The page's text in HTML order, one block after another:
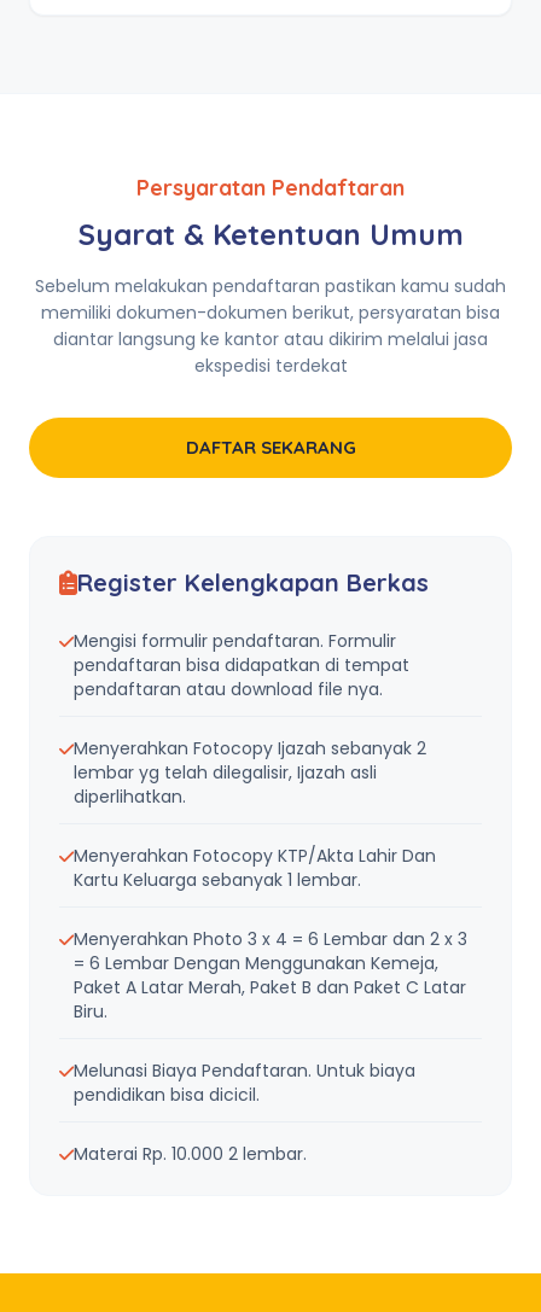
Persyaratan Pendaftaran
Syarat & Ketentuan Umum
Sebelum melakukan pendaftaran pastikan kamu sudah
memiliki dokumen-dokumen berikut, persyaratan bisa
diantar langsung ke kantor atau dikirim melalui jasa
ekspedisi terdekat
DAFTAR SEKARANG
Register Kelengkapan Berkas
Mengisi formulir pendaftaran. Formulir
pendaftaran bisa didapatkan di tempat
pendaftaran atau download file nya.
Menyerahkan Fotocopy Ijazah sebanyak 2
lembar yg telah dilegalisir, Ijazah asli
diperlihatkan.
Menyerahkan Fotocopy KTP/Akta Lahir Dan
Kartu Keluarga sebanyak 1 lembar.
Menyerahkan Photo 3 x 4 = 6 Lembar dan 2 x 3
= 6 Lembar Dengan Menggunakan Kemeja,
Paket A Latar Merah, Paket B dan Paket C Latar
Biru.
Melunasi Biaya Pendaftaran. Untuk biaya
pendidikan bisa dicicil.
Materai Rp. 10.000 2 lembar.